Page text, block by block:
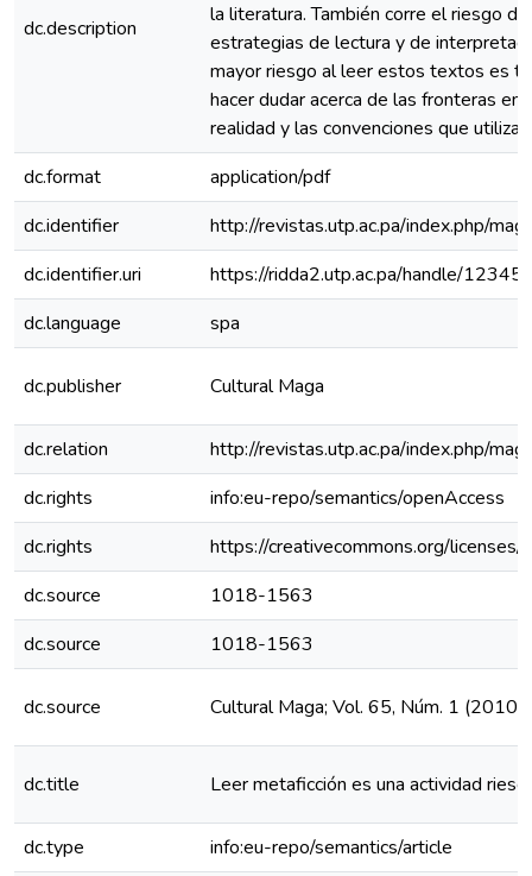
dc.description
la literatura. También corre el riesgo
estrategias de lectura y de
mayor riesgo al leer estos textos es
hacer dudar acerca de las fronteras
realidad y las convenciones que
dc.format
application/pdf
dc.identifier
http://revistas.utp.ac.pa/index.php/
dc.identifier.uri
https://ridda2.utp.ac.pa/handle/
dc.language
spa
dc.publisher Cultural Maga
dc.relation
http://revistas.utp.ac.pa/index.php/
dc.rights
info:eu-repo/semantics/openAccess
dc.rights
https://creativecommons.org/
dc.source
1018-1563
dc.source
1018-1563
dc.source Cultural Maga; Vol. 65, Núm. 1
dc.title Leer metaficción es una actividad
dc.type info:eu-repo/semantics/article